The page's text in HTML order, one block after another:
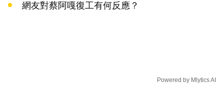
網友對蔡阿嘎復工有何反應？
Powered by Mlytics AI